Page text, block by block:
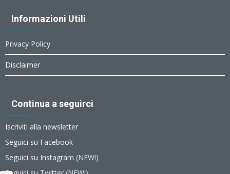
Informazioni Utili
Privacy Policy
Disclaimer
Continua a seguirci
Iscriviti alla newsletter
Seguici su Facebook
Seguici su Instagram (NEW!)